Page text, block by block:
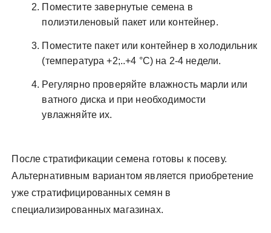
Поместите завернутые семена в
полиэтиленовый пакет или контейнер.
Поместите пакет или контейнер в холодильник
(температура +2;..+4 °C) на 2-4 недели.
Регулярно проверяйте влажность марли или
ватного диска и при необходимости
увлажняйте их.
После стратификации семена готовы к посеву.
Альтернативным вариантом является приобретение
уже стратифицированных семян в
специализированных магазинах.